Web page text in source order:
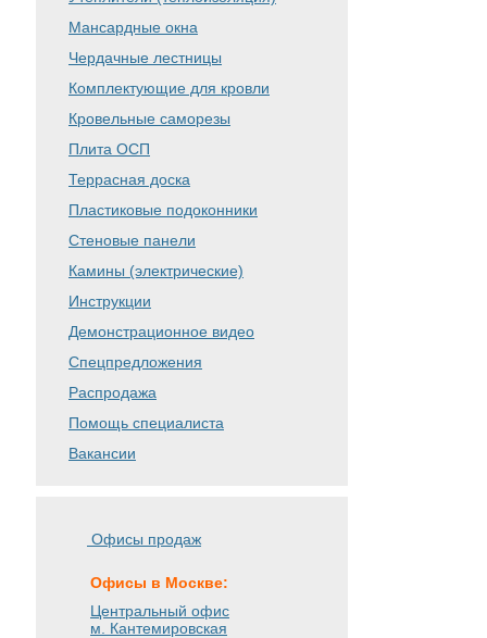
Мансардные окна
Чердачные лестницы
Комплектующие для кровли
Кровельные саморезы
Плита ОСП
Террасная доска
Пластиковые подоконники
Стеновые панели
Камины (электрические)
Инструкции
Демонстрационное видео
Спецпредложения
Распродажа
Помощь специалиста
Вакансии
Офисы продаж
Офисы в Москве:
Центральный офис
м. Кантемировская